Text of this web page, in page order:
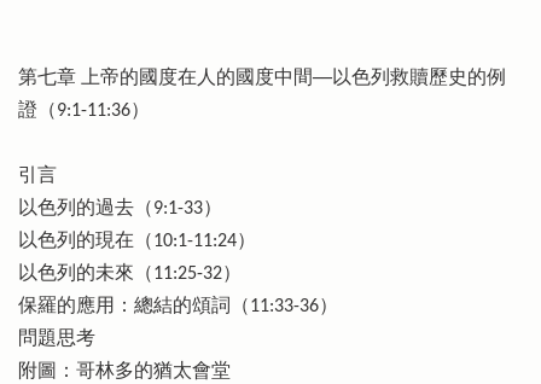
第七章 上帝的國度在人的國度中間──以色列救贖歷史的例
證（9:1-11:36）
引言
以色列的過去（9:1-33）
以色列的現在（10:1-11:24）
以色列的未來（11:25-32）
保羅的應用：總結的頌詞（11:33-36）
問題思考
附圖：哥林多的猶太會堂